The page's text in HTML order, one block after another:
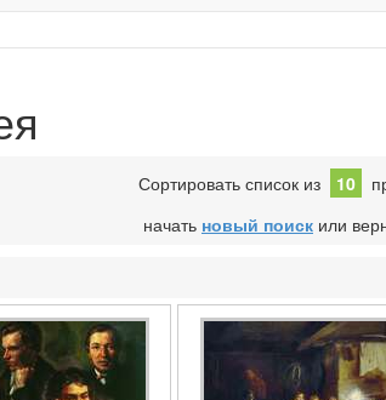
Сортировать список из 10
начать новый поиск или